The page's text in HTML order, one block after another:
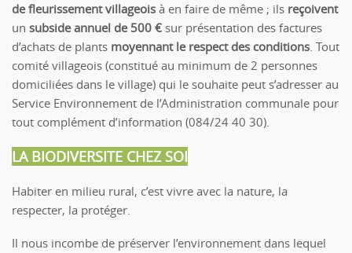
de fleurissement villageois à en faire de même ; ils reçoivent
un subside annuel de 500 € sur présentation des factures
d’achats de plants moyennant le respect des conditions. Tout
comité villageois (constitué au minimum de 2 personnes
domiciliées dans le village) qui le souhaite peut s’adresser au
Service Environnement de l’Administration communale pour
tout complément d’information (084/24 40 30).
LA BIODIVERSITE CHEZ SOI
Habiter en milieu rural, c’est vivre avec la nature, la
respecter, la protéger.
Il nous incombe de préserver l’environnement dans lequel